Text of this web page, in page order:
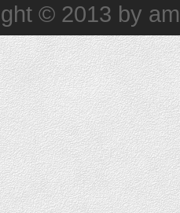
© 2013 by